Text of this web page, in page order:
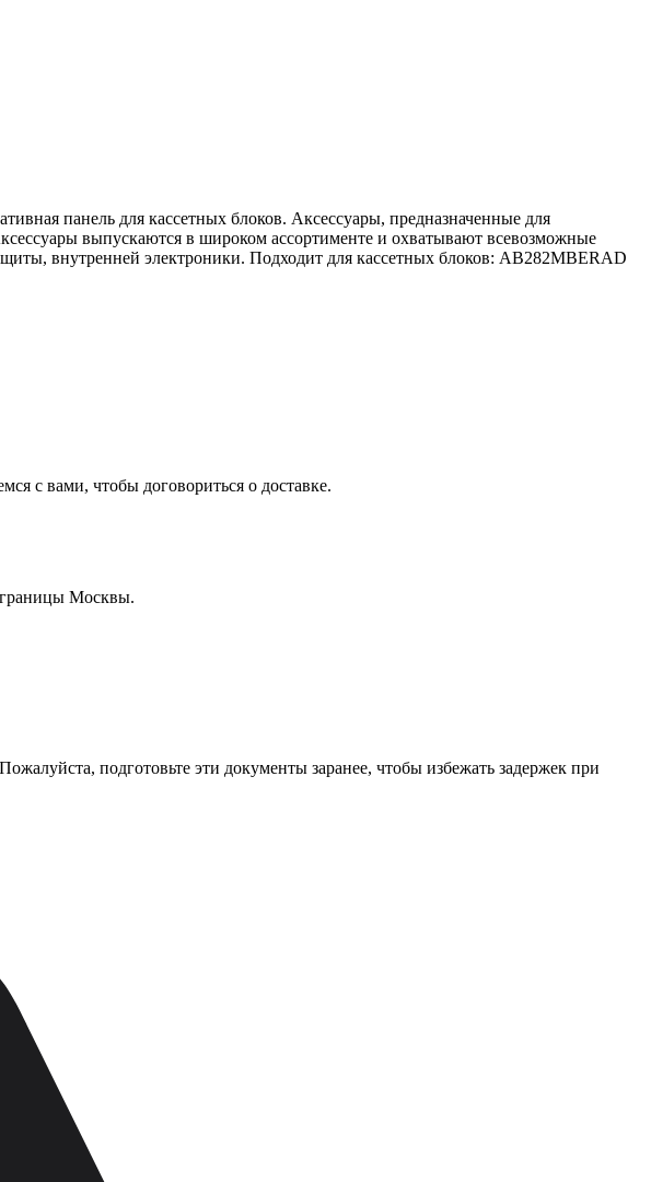
панель для кассетных блоков. Аксессуары, предназначенные для
выпускаются в широком ассортименте и охватывают всевозможные
внутренней электроники. Подходит для кассетных блоков: AB282MBERAD
с вами, чтобы договориться о доставке.
границы Москвы.
подготовьте эти документы заранее, чтобы избежать задержек при